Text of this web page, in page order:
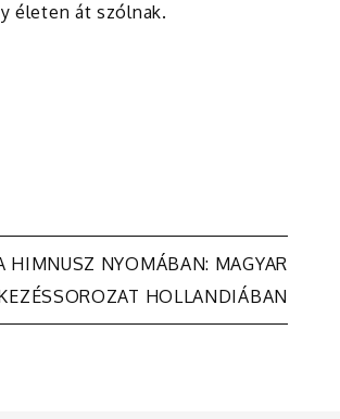
életen át szólnak.
HIMNUSZ NYOMÁBAN: MAGYAR
HOLLANDIÁBAN